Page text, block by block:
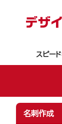
スピー
名刺作成